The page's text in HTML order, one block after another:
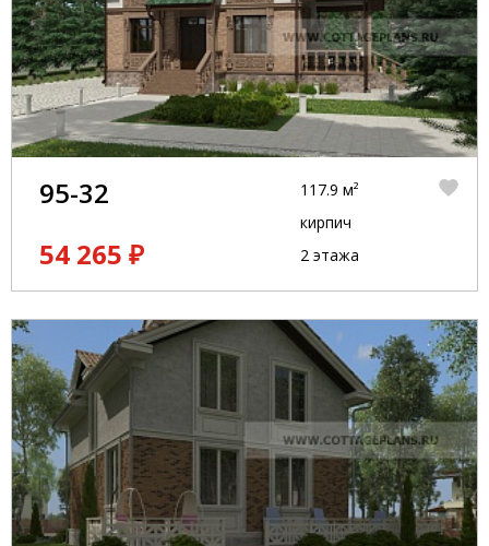
95-32
54 265 ₽
117.9 м²
кирпич
2 этажа